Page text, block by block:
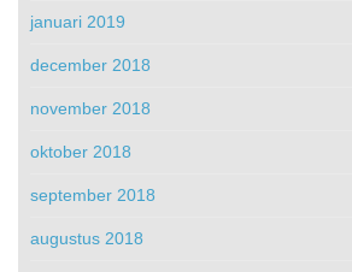
januari 2019
december 2018
november 2018
oktober 2018
september 2018
augustus 2018